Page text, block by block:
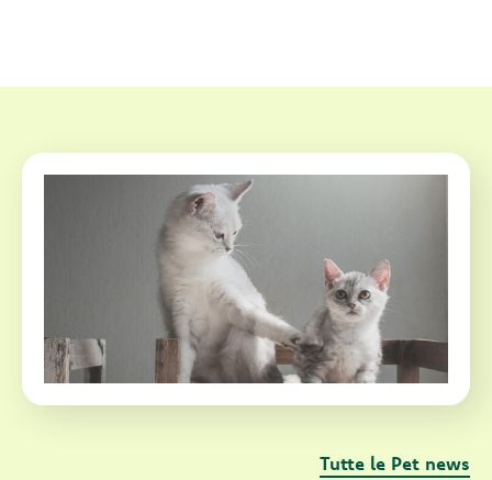
Tutte le Pet news